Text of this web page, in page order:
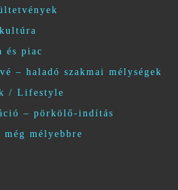
és piac
– haladó szakmai mélységek
/ Lifestyle
– pörkölő-indítás
mélyebbre